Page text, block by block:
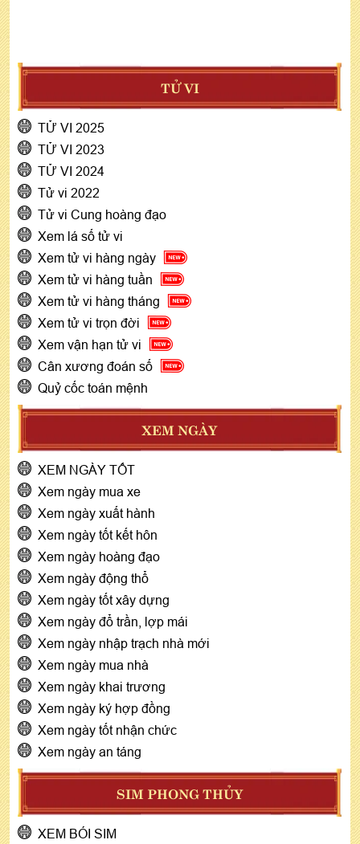
TỬ VI
TỬ VI 2025
TỬ VI 2023
TỬ VI 2024
Tử vi 2022
Tử vi Cung hoàng đạo
Xem lá số tử vi
Xem tử vi hàng ngày
Xem tử vi hàng tuần
Xem tử vi hàng tháng
Xem tử vi trọn đời
Xem vận hạn tử vi
Cân xương đoán số
Quỷ cốc toán mệnh
XEM NGÀY
XEM NGÀY TỐT
Xem ngày mua xe
Xem ngày xuất hành
Xem ngày tốt kết hôn
Xem ngày hoàng đạo
Xem ngày động thổ
Xem ngày tốt xây dựng
Xem ngày đổ trần, lợp mái
Xem ngày nhập trạch nhà mới
Xem ngày mua nhà
Xem ngày khai trương
Xem ngày ký hợp đồng
Xem ngày tốt nhận chức
Xem ngày an táng
SIM PHONG THỦY
XEM BÓI SIM